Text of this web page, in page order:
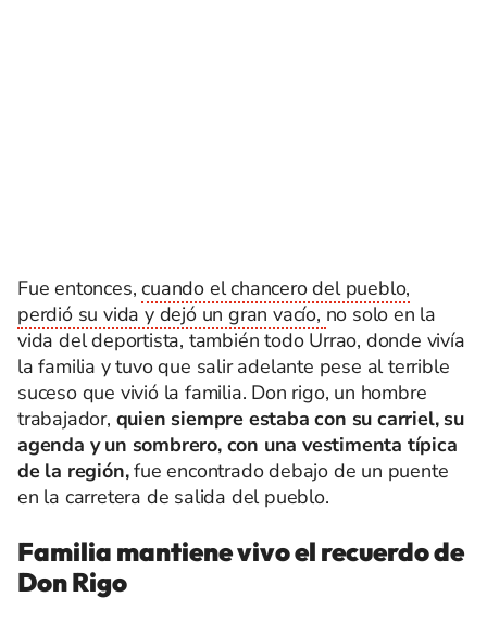
Fue entonces,cuando el chancero del pueblo,
perdió su vida y dejó un gran vacío, no solo en la
vida del deportista, también todo Urrao, donde vivía
la familia y tuvo que salir adelante pese al terrible
suceso que vivió la familia. Don rigo, un hombre
trabajador, quien siempre estaba con su carriel, su
agenda y un sombrero, con una vestimenta típica
de la región,fue encontrado debajo de un puente
en la carretera de salida del pueblo.
Familia mantiene vivo el recuerdo de
Don Rigo